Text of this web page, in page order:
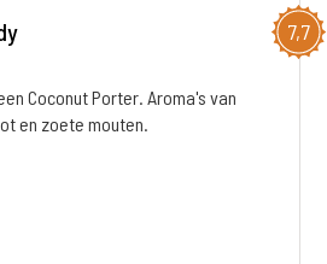
7,7
Coconut Porter. Aroma's van
en zoete mouten.